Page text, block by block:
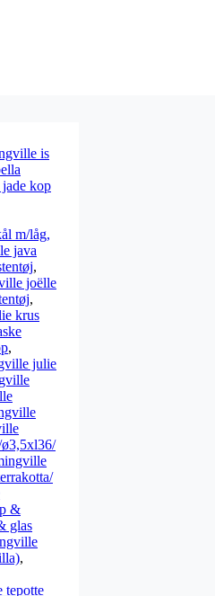
is
kop
m/låg,
java
,
joëlle
,
krus
,
julie
&
glas
,
tepotte